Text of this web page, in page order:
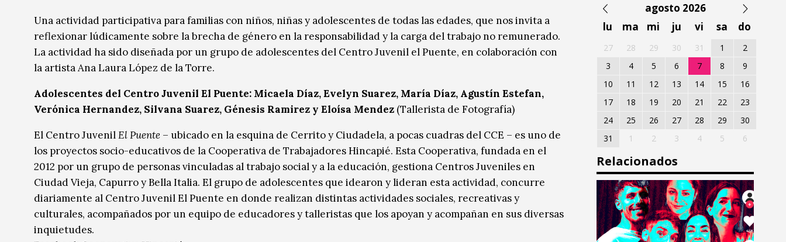
Música
Música
Sin categoríaSin categoría
Una actividad participativa para familias con niños, niñas y adolescentes de todas las edades, que nos invita a
reflexionar lúdicamente sobre la brecha de género en la responsabilidad y la carga del trabajo no remunerado.
La actividad ha sido diseñada por un grupo de adolescentes del Centro Juvenil el Puente, en colaboración con
la artista Ana Laura López de la Torre.
Adolescentes del Centro Juvenil El Puente: Micaela Díaz, Evelyn Suarez, María Díaz, Agustín Estefan,
Verónica Hernandez, Silvana Suarez, Génesis Ramirez y Eloísa Mendez (Tallerista de Fotografía)
El Centro JuvenilEl Puente – ubicado en la esquina de Cerrito y Ciudadela, a pocas cuadras del CCE – es uno de
los proyectos socio-educativos de la Cooperativa de Trabajadores Hincapié. Esta Cooperativa, fundada en el
2012 por un grupo de personas vinculadas al trabajo social y a la educación, gestiona Centros Juveniles en
Ciudad Vieja, Capurro y Bella Italia. El grupo de adolescentes que idearon y lideran esta actividad, concurre
diariamente al Centro Juvenil El Puente en donde realizan distintas actividades sociales, recreativas y
culturales, acompañados por un equipo de educadores y talleristas que los apoyan y acompañan en sus diversas
inquietudes.
agosto 2026
lu
ma mi ju vi sa do
27 28 29 30 31 1
2
3
4 5 6 7 8
9
10
11 12 13 14 15
16
17
18 19 20 21 22
23
24
25 26 27 28 29
30
31
1 2 3 4 5 6
Relacionados